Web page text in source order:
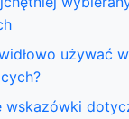
używać
wskazówki